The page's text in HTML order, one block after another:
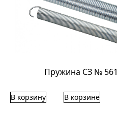
Пружина СЗ № 561
В корзину В корзине